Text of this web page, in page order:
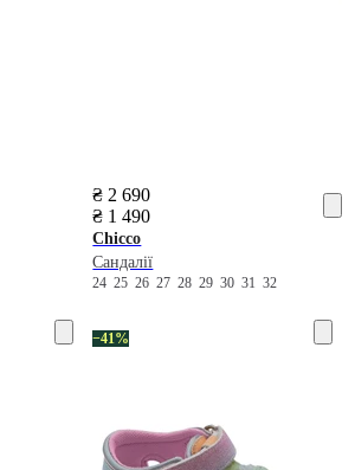
₴ 2 690
₴ 1 490
Chicco
Сандалії
242526272829303132
−41%